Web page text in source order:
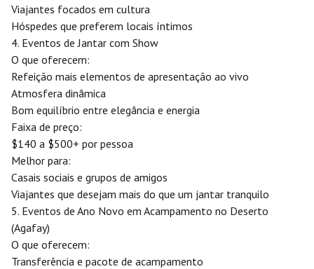
Viajantes focados em cultura
Hóspedes que preferem locais íntimos
4. Eventos de Jantar com Show
O que oferecem:
Refeição mais elementos de apresentação ao vivo
Atmosfera dinâmica
Bom equilíbrio entre elegância e energia
Faixa de preço:
$140 a $500+ por pessoa
Melhor para:
Casais sociais e grupos de amigos
Viajantes que desejam mais do que um jantar tranquilo
5. Eventos de Ano Novo em Acampamento no Deserto
(Agafay)
O que oferecem:
Transferência e pacote de acampamento